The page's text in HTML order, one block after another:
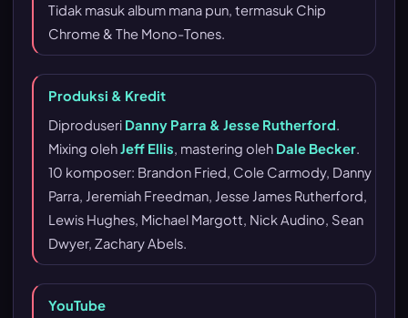
Tidak masuk album mana pun, termasuk Chip
Chrome & The Mono-Tones.
Produksi & Kredit
Diproduseri Danny Parra & Jesse Rutherford.
Mixing olehJeff Ellis, mastering oleh Dale Becker.
10 komposer: Brandon Fried, Cole Carmody, Danny
Parra, Jeremiah Freedman, Jesse James Rutherford,
Lewis Hughes, Michael Margott, Nick Audino, Sean
Dwyer, Zachary Abels.
YouTube